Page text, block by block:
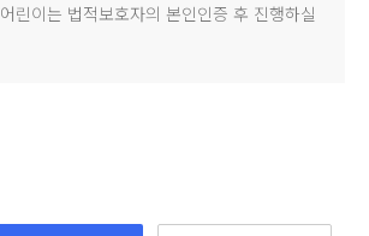
린이는 법적보호자의 본인인증 후 진행하실